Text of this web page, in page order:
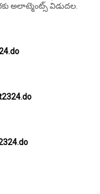
అలాట్మెంట్స్ విడుదల.